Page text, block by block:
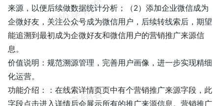
来源，以便后续做数据统计分析；（2）添加企业微信成为
企微好友，关注公众号成为微信用户，后续转线索后，期望
能追溯到最初成为企微好友和微信用户的营销推广来源信
息。
价值说明：规范溯源管理，完善用户画像，进一步实现精细
化运营。
功能介绍：：在线索详情页页中有个营销推广来源字段，此
字段点击进入详情后会展示所有的推广来源信息。营销推广